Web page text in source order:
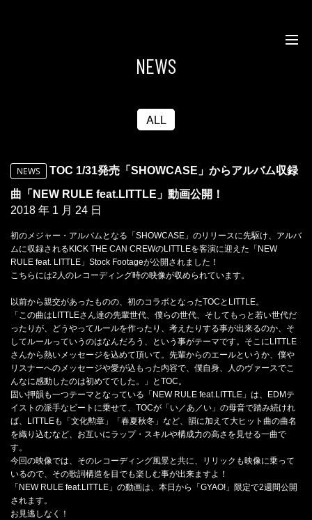
NEWS
ALL
NEWS
TOC 1/31発売「SHOWCASE」からアルバム収録
曲「NEW RULE feat.LITTLE」動画公開！
2018 年 1 月 24 日
初のメジャー・アルバムとなる「SHOWCASE」のリリースに先駆け、アルバ
ムに収録されるKICK THE CAN CREWのLITTLEを客演に迎えた「NEW
RULE feat. LITTLE」Stock Footageが公開されました！
こちらには2人のレコーディング時の映像が収められています。
以前から親交があったものの、初のコラボとなったTOCとLITTLE。
「この曲はLITTLEさん達の先輩世代、僕らの世代、そしてもっと若い世代だ
ったりが、どうやってルールを作ったり、考えたりする事が出来るのか、そ
してルールっていうのはなんだろう、という事がテーマです。そこにLITTLE
さんから熱いメッセージを込めて頂いて。先輩からのエールというか、僕や
リスナーへのメッセージや愛が込もった内容で、僕自身、人のヴァースでこ
んなに感動したのは初めてでした。」とTOC。
固い押韻も一つテーマとなっている「NEW RULE feat.LITTLE」は、EDMテ
イストの派手なビートに乗せて、TOCが「い／あ／い」の母音で踏み続けれ
ば、LITTLEも「文化勲章」「春夏秋冬」など、韻に加えて大ヒット曲の曲名
を織り込むなど、お互いにラップ・スキルや構成力の高さを見せる一曲で
す。
今回の映像では、そのレコーディング風景と共に、リリックも映像に乗って
いるので、その歌詞構造を目でも楽しむ事が出来ますよ！
「NEW RULE feat.LITTLE」の動画は、本日から「GYAO!」限定で2週間公開
されます。
お見逃しなく！